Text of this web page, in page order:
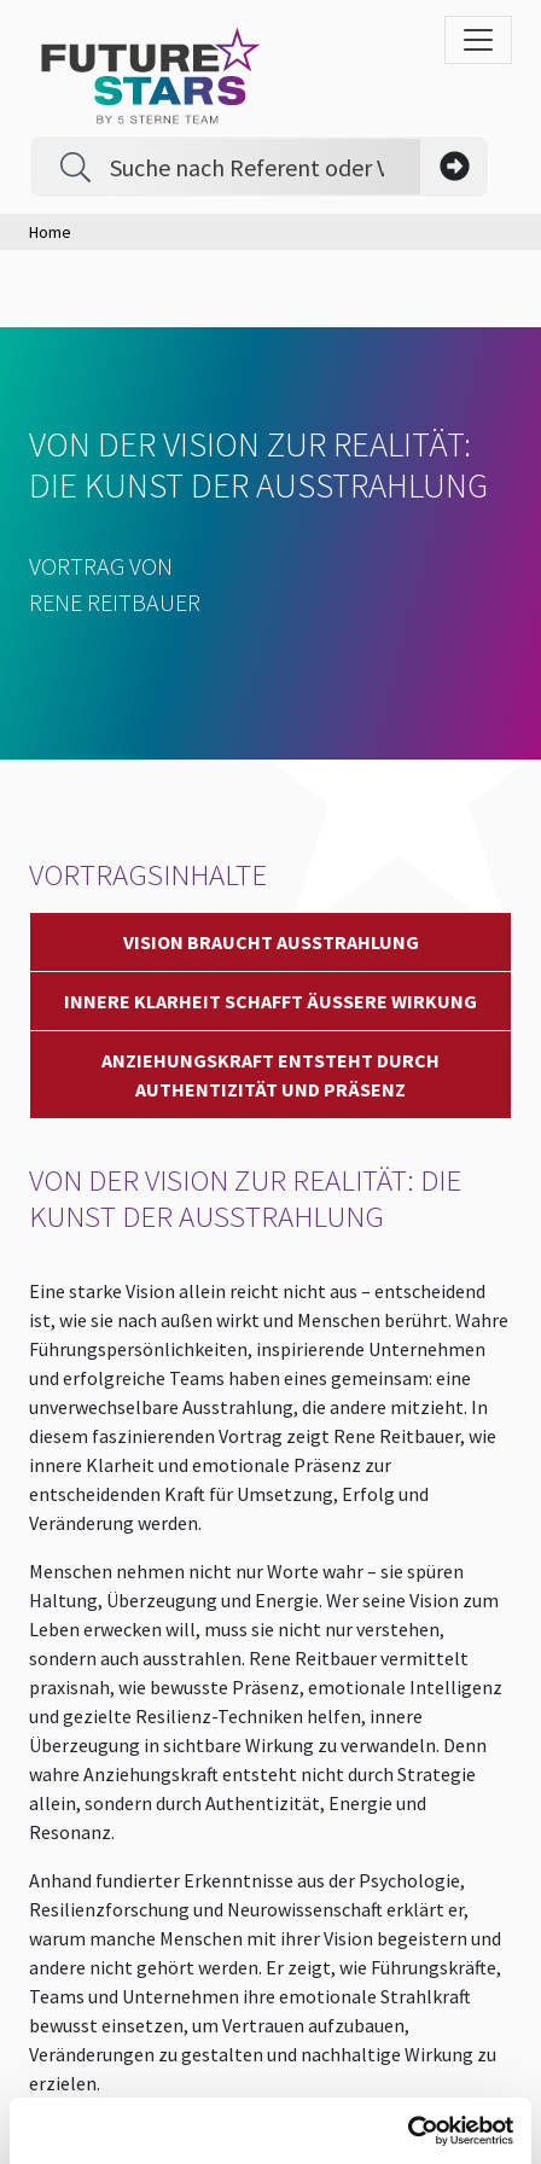
Home
VON DER VISION ZUR REALITÄT:
DIE KUNST DER AUSSTRAHLUNG
VORTRAG VON
RENE REITBAUER
VORTRAGSINHALTE
VISION BRAUCHT AUSSTRAHLUNG
INNERE KLARHEIT SCHAFFT ÄUSSERE WIRKUNG
ANZIEHUNGSKRAFT ENTSTEHT DURCH
AUTHENTIZITÄT UND PRÄSENZ
VON DER VISION ZUR REALITÄT: DIE
KUNST DER AUSSTRAHLUNG
Eine starke Vision allein reicht nicht aus – entscheidend
ist, wie sie nach außen wirkt und Menschen berührt. Wahre
Führungspersönlichkeiten, inspirierende Unternehmen
und erfolgreiche Teams haben eines gemeinsam: eine
unverwechselbare Ausstrahlung, die andere mitzieht. In
diesem faszinierenden Vortrag zeigt Rene Reitbauer, wie
innere Klarheit und emotionale Präsenz zur
entscheidenden Kraft für Umsetzung, Erfolg und
Veränderung werden.
Menschen nehmen nicht nur Worte wahr – sie spüren
Haltung, Überzeugung und Energie. Wer seine Vision zum
Leben erwecken will, muss sie nicht nur verstehen,
sondern auch ausstrahlen. Rene Reitbauer vermittelt
praxisnah, wie bewusste Präsenz, emotionale Intelligenz
und gezielte Resilienz-Techniken helfen, innere
Überzeugung in sichtbare Wirkung zu verwandeln. Denn
wahre Anziehungskraft entsteht nicht durch Strategie
allein, sondern durch Authentizität, Energie und
Resonanz.
Anhand fundierter Erkenntnisse aus der Psychologie,
Resilienzforschung und Neurowissenschaft erklärt er,
warum manche Menschen mit ihrer Vision begeistern und
andere nicht gehört werden. Er zeigt, wie Führungskräfte,
Teams und Unternehmen ihre emotionale Strahlkraft
bewusst einsetzen, um Vertrauen aufzubauen,
Veränderungen zu gestalten und nachhaltige Wirkung zu
erzielen.
Die Kunst der Ausstrahlung ist kein Talent, sondern eine